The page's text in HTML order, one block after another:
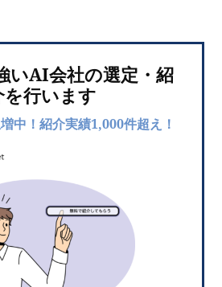
いAI会社の選定・紹
を行います
中！紹介実績1,000件超え！